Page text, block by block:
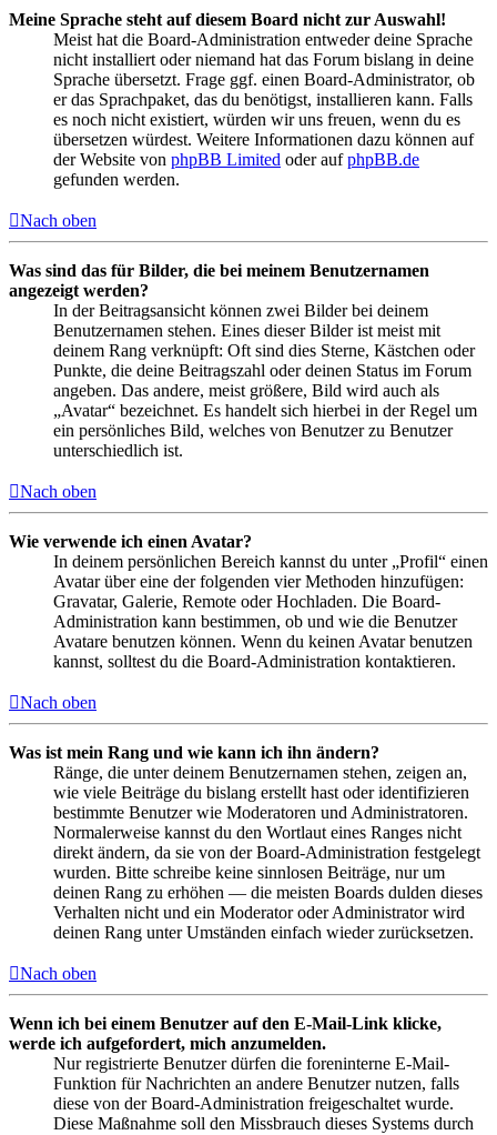
Meine Sprache steht auf diesem Board nicht zur Auswahl!
Meist hat die Board-Administration entweder deine Sprache
nicht installiert oder niemand hat das Forum bislang in deine
Sprache übersetzt. Frage ggf. einen Board-Administrator, ob
er das Sprachpaket, das du benötigst, installieren kann. Falls
es noch nicht existiert, würden wir uns freuen, wenn du es
übersetzen würdest. Weitere Informationen dazu können auf
der Website von phpBB Limited oder aufphpBB.de
gefunden werden.
Nach oben
Was sind das für Bilder, die bei meinem Benutzernamen
angezeigt werden?
In der Beitragsansicht können zwei Bilder bei deinem
Benutzernamen stehen. Eines dieser Bilder ist meist mit
deinem Rang verknüpft: Oft sind dies Sterne, Kästchen oder
Punkte, die deine Beitragszahl oder deinen Status im Forum
angeben. Das andere, meist größere, Bild wird auch als
„Avatar“ bezeichnet. Es handelt sich hierbei in der Regel um
ein persönliches Bild, welches von Benutzer zu Benutzer
unterschiedlich ist.
Nach oben
Wie verwende ich einen Avatar?
In deinem persönlichen Bereich kannst du unter „Profil“ einen
Avatar über eine der folgenden vier Methoden hinzufügen:
Gravatar, Galerie, Remote oder Hochladen. Die Board-
Administration kann bestimmen, ob und wie die Benutzer
Avatare benutzen können. Wenn du keinen Avatar benutzen
kannst, solltest du die Board-Administration kontaktieren.
Nach oben
Was ist mein Rang und wie kann ich ihn ändern?
Ränge, die unter deinem Benutzernamen stehen, zeigen an,
wie viele Beiträge du bislang erstellt hast oder identifizieren
bestimmte Benutzer wie Moderatoren und Administratoren.
Normalerweise kannst du den Wortlaut eines Ranges nicht
direkt ändern, da sie von der Board-Administration festgelegt
wurden. Bitte schreibe keine sinnlosen Beiträge, nur um
deinen Rang zu erhöhen — die meisten Boards dulden dieses
Verhalten nicht und ein Moderator oder Administrator wird
deinen Rang unter Umständen einfach wieder zurücksetzen.
Nach oben
Wenn ich bei einem Benutzer auf den E-Mail-Link klicke,
werde ich aufgefordert, mich anzumelden.
Nur registrierte Benutzer dürfen die foreninterne E-Mail-
Funktion für Nachrichten an andere Benutzer nutzen, falls
diese von der Board-Administration freigeschaltet wurde.
Diese Maßnahme soll den Missbrauch dieses Systems durch